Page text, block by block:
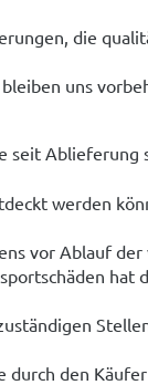
die
uns
seit Ablieferung
werden
vor Ablauf
hat
den